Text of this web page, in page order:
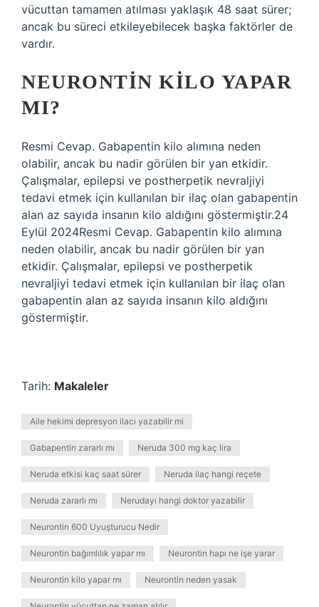
vücuttan tamamen atılması yaklaşık 48 saat sürer;
ancak bu süreci etkileyebilecek başka faktörler de
vardır.
NEURONTIN KILO YAPAR
MI?
Resmi Cevap. Gabapentin kilo alımına neden
olabilir, ancak bu nadir görülen bir yan etkidir.
Çalışmalar, epilepsi ve postherpetik nevraljiyi
tedavi etmek için kullanılan bir ilaç olan gabapentin
alan az sayıda insanın kilo aldığını göstermiştir.24
Eylül 2024Resmi Cevap. Gabapentin kilo alımına
neden olabilir, ancak bu nadir görülen bir yan
etkidir. Çalışmalar, epilepsi ve postherpetik
nevraljiyi tedavi etmek için kullanılan bir ilaç olan
gabapentin alan az sayıda insanın kilo aldığını
göstermiştir.
Tarih: Makaleler
Aile hekimi depresyon ilacı yazabilir mi
Gabapentin zararlı mı Neruda 300 mg kaç lira
Neruda etkisi kaç saat sürer Neruda ilaç hangi reçete
Neruda zararlı mı Nerudayı hangi doktor yazabilir
Neurontin 600 Uyuşturucu Nedir
Neurontin bağımlılık yapar mı Neurontin hapı ne işe yarar
Neurontin kilo yapar mı Neurontin neden yasak